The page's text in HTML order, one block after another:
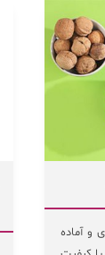
و آماده